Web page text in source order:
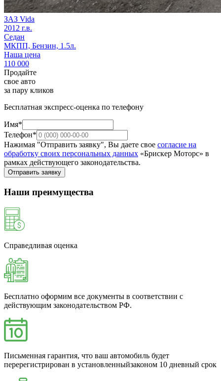
ЗАЗ Vida
2012 г.в.
Седан
МКПП, Бензин, 1.5л.
Наша цена
110 000
Продайте
свое авто
за пару кликов
Бесплатная экспресс-оценка по телефону
Имя*
Телефон*
Нажимая "Отправить заявку", Вы даете свое согласие на
обработку своих персональных данных «Брискер Моторс» в
рамках действующего законодательства.
Отправить заявку
Наши преимущества
Справедливая оценка
Бесплатно оформим все документы в соответствии с
действующим законодательством РФ.
Письменная гарантия, что ваш автомобиль будет
перерегистрирован в установленныйзаконом 10 дневный срок